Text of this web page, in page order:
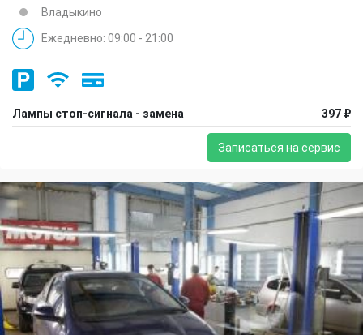
Владыкино
Ежедневно: 09:00 - 21:00
Лампы стоп-сигнала - замена 397 ₽
Записаться на сервис